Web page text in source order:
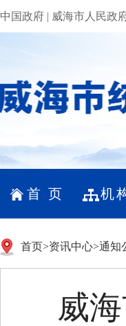
中国政府 | 威海市人民政
首 页 机
首页>资讯中心>通知
威